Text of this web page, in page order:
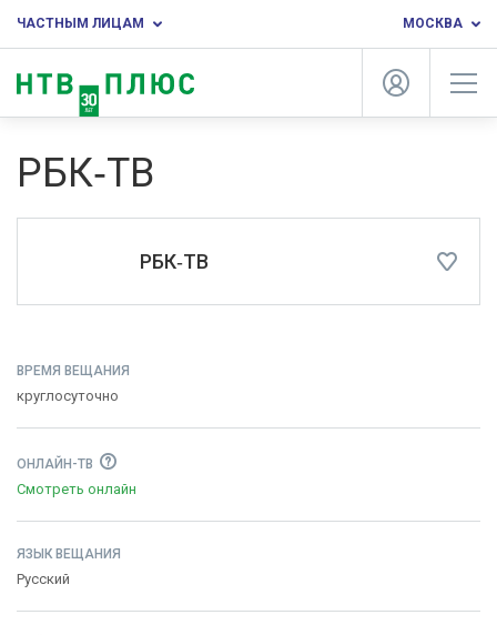
ЧАСТНЫМ ЛИЦАМ МОСКВА
РБК‑ТВ
РБК‑ТВ
ВРЕМЯ ВЕЩАНИЯ
круглосуточно
ОНЛАЙН-ТВ
Смотреть онлайн
ЯЗЫК ВЕЩАНИЯ
Русский